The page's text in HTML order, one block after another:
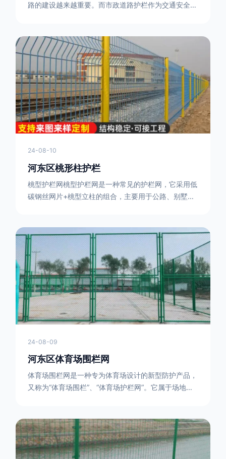
路的建设越来越重要。而市政道路护栏作为交通安全的
的功能防护功能：市政道路护栏的主要功能是防止车辆
失控，保护行人安全。它可以有效地阻止因驾驶员疏忽
或车辆故障而导致的事故发生，减少交通事故的发生
率。隔离功能：市政道路护栏可以将道路与人行道、绿
化带等隔离开来，避
24-08-10
河东区桃形柱护栏
桃型护栏网桃型护栏网是一种常见的护栏网，它采用低
碳钢丝网片+桃型立柱的组合，主要用于公路、别墅小
型，安装方便。桃型护栏网的安装方法如下：先固定
17631598285根色谱柱，然后将网格钩在此色谱柱
上，然后将第二根色谱柱钩在网格上，然后将其拧紧，
然后类推，一套一套的安装即可。该安装牢固美观，不
会损坏油漆表面 。桃型护栏网使
24-08-09
河东区体育场围栏网
体育场围栏网是一种专为体育场设计的新型防护产品，
又称为“体育场围栏”、“体育场护栏网”。它属于场地围
整。体育场围栏网的材质有很多种，如钢丝绳网、聚酯
纤维网、玻璃纤维网等。不同材质的体育场围栏网具有
不同的特点和优缺点。例如，钢丝绳网具有强度高、耐